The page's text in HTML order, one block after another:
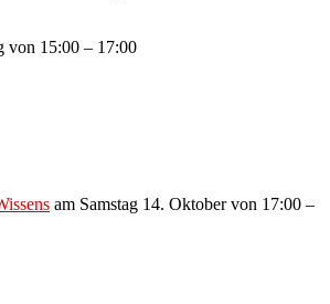
von 15:00 – 17:00
am Samstag 14. Oktober von 17:00 –